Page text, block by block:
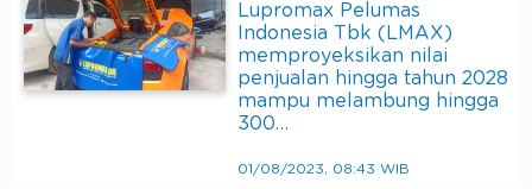
Lupromax Pelumas
Indonesia Tbk (LMAX)
memproyeksikan nilai
penjualan hingga tahun 2028
mampu melambung hingga
300…
01/08/2023, 08:43 WIB